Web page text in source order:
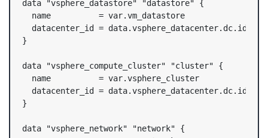
data "vsphere_datastore" "datastore" {
  name          = var.vm_datastore
  datacenter_id = data.vsphere_datacenter.dc.id
}
data "vsphere_compute_cluster" "cluster" {
  name          = var.vsphere_cluster
  datacenter_id = data.vsphere_datacenter.dc.id
}
data "vsphere_network" "network" {